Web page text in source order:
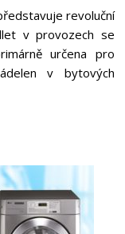
revoluční
v provozech se
určena pro
v bytových